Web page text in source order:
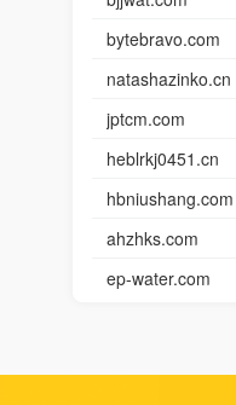
bytebravo.com
natashazinko.cn
jptcm.com
heblrkj0451.cn
hbniushang.com
ahzhks.com
ep-water.com